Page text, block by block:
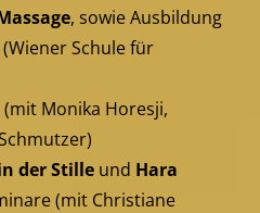
, sowie Ausbildung
(Wiener Schule für
(mit Monika Horesji,
der Stille und Hara
(mit Christiane